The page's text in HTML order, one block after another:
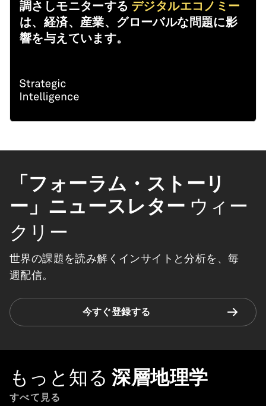
調さしモニターする デジタルエコノミー
は、経済、産業、グローバルな問題に影
響を与えています。
「フォーラム・ストーリ
ー」ニュースレター ウィー
クリー
世界の課題を読み解くインサイトと分析を、毎
週配信。
今すぐ登録する
もっと知る 深層地理学
すべて見る